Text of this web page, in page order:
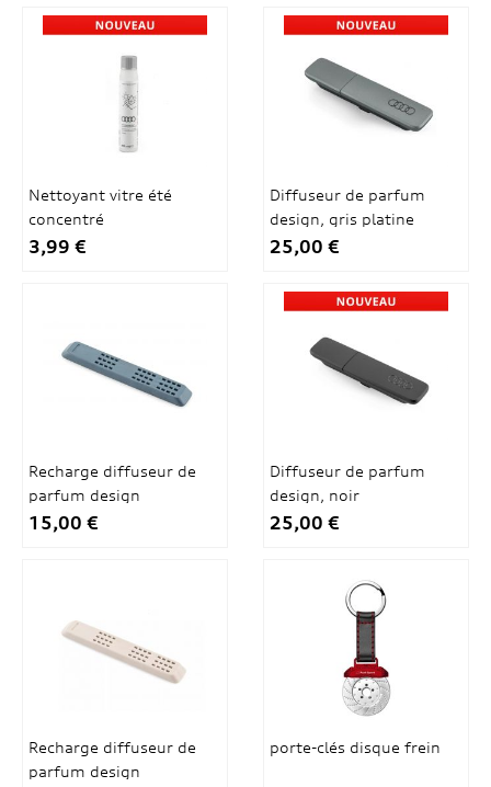
Nettoyant vitre été
concentré
3,99 €
Diffuseur de parfum
design, gris platine
25,00 €
Recharge diffuseur de
parfum design
15,00 €
Diffuseur de parfum
design, noir
25,00 €
Recharge diffuseur de
parfum design
porte-clés disque frein